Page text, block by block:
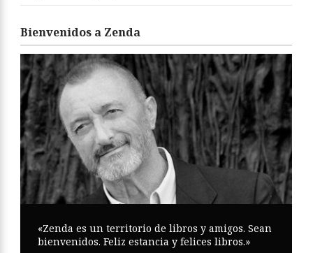
Bienvenidos a Zenda
«Zenda es un territorio de libros y amigos. Sean
bienvenidos. Feliz estancia y felices libros.»